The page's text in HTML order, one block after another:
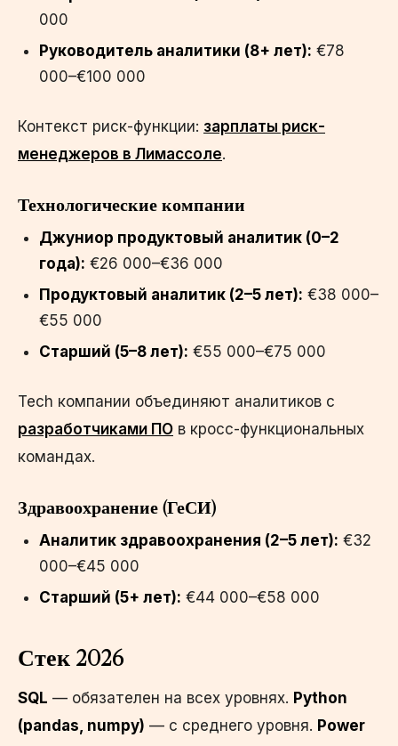
000
Руководитель аналитики (8+ лет): €78
000–€100 000
Контекст риск-функции: зарплаты риск-
менеджеров в Лимассоле.
Технологические компании
Джуниор продуктовый аналитик (0–2
года): €26 000–€36 000
Продуктовый аналитик (2–5 лет): €38 000–
€55 000
Старший (5–8 лет): €55 000–€75 000
Tech компании объединяют аналитиков с
разработчиками ПО в кросс-функциональных
командах.
Здравоохранение (ГеСИ)
Аналитик здравоохранения (2–5 лет): €32
000–€45 000
Старший (5+ лет): €44 000–€58 000
Стек 2026
SQL — обязателен на всех уровнях. Python
(pandas, numpy) — с среднего уровня. Power